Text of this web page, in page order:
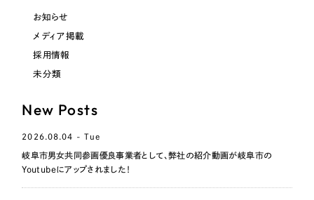
お知らせ
メディア掲載
採用情報
未分類
New Posts
2026.08.04 - Tue
岐阜市男女共同参画優良事業者として、弊社の紹介動画が岐阜市の
Youtubeにアップされました！